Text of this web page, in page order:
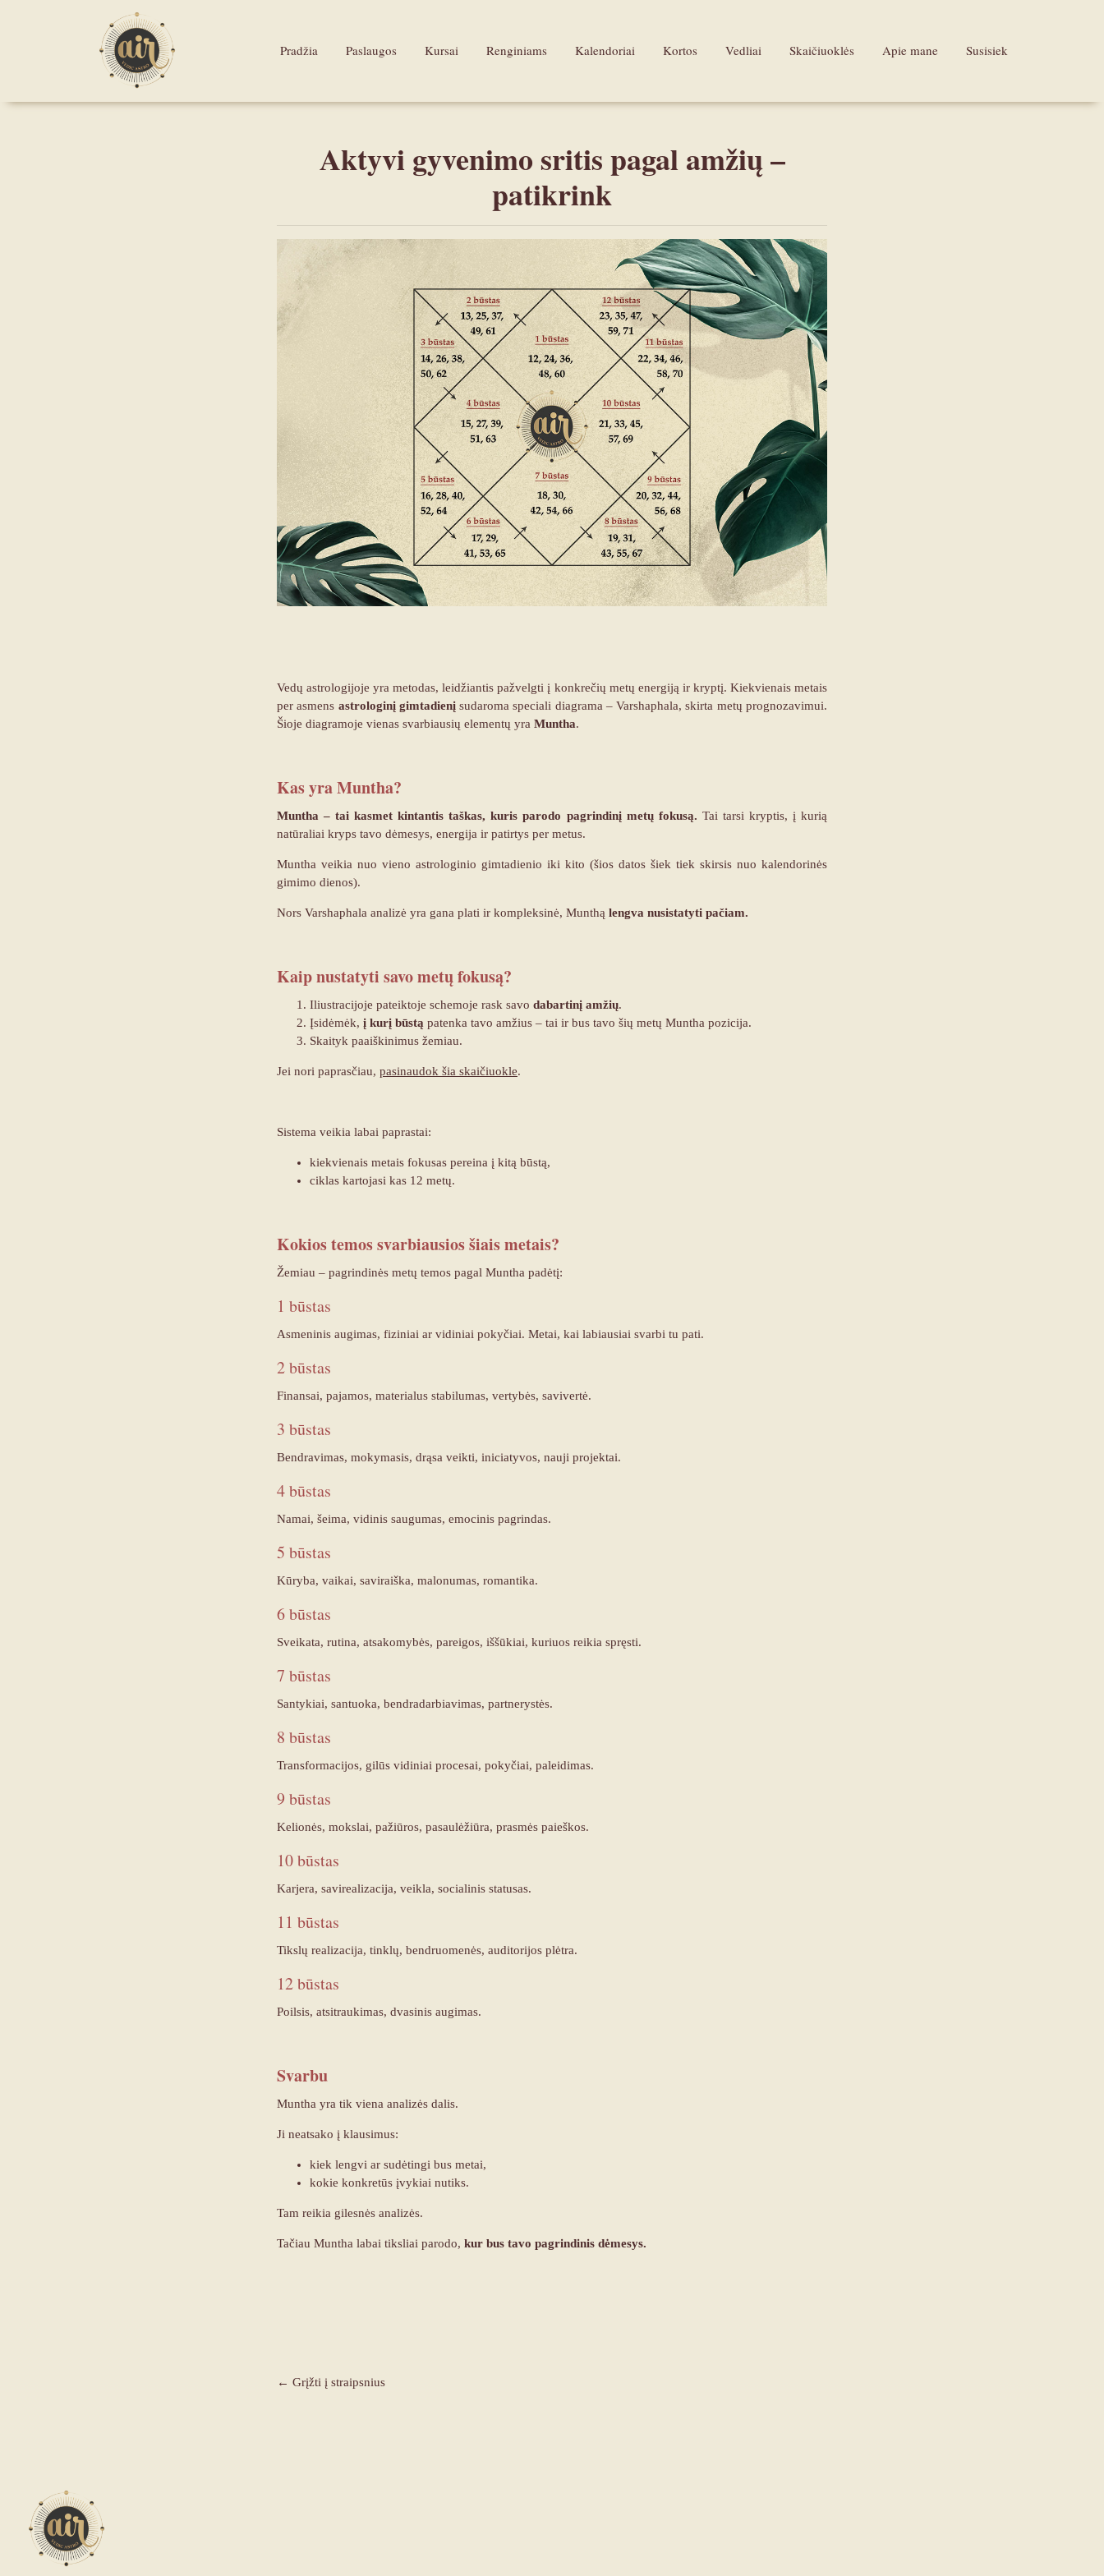
Pradžia Paslaugos Kursai Renginiams Kalendoriai Kortos Vedliai Skaičiuoklės Apie mane Susisiek
Aktyvi gyvenimo sritis pagal amžių –
patikrink
Vedų astrologijoje yra metodas, leidžiantis pažvelgti į konkrečių metų energiją ir kryptį. Kiekvienais metais
per asmens astrologinį gimtadienįsudaroma speciali diagrama – Varshaphala, skirta metų prognozavimui.
Šioje diagramoje vienas svarbiausių elementų yra Muntha.
Kas yra Muntha?
Muntha – taikasmet kintantis taškas, kuris parodo pagrindinį metų fokusą. Tai tarsi kryptis, į kurią
natūraliai kryps tavo dėmesys, energija ir patirtys per metus.
Muntha veikia nuo vieno astrologinio gimtadienio iki kito (šios datos šiek tiek skirsis nuo kalendorinės
gimimo dienos).
Nors Varshaphala analizė yra gana plati ir kompleksinė, Munthą lengva nusistatyti pačiam.
Kaip nustatyti savo metų fokusą?
Iliustracijoje pateiktoje schemoje rask savo dabartinį amžių.
Įsidėmėk, į kurį būstą patenka tavo amžius – tai ir bus tavo šių metų Muntha pozicija.
Skaityk paaiškinimus žemiau.
Jei nori paprasčiau, pasinaudok šia skaičiuokle.
Sistema veikia labai paprastai:
kiekvienais metais fokusas pereina į kitą būstą,
ciklas kartojasi kas 12 metų.
Kokios temos svarbiausios šiais metais?
Žemiau – pagrindinės metų temos pagal Muntha padėtį:
1 būstas
Asmeninis augimas, fiziniai ar vidiniai pokyčiai. Metai, kai labiausiai svarbi tu pati.
2 būstas
Finansai, pajamos, materialus stabilumas, vertybės, savivertė.
3 būstas
Bendravimas, mokymasis, drąsa veikti, iniciatyvos, nauji projektai.
4 būstas
Namai, šeima, vidinis saugumas, emocinis pagrindas.
5 būstas
Kūryba, vaikai, saviraiška, malonumas, romantika.
6 būstas
Sveikata, rutina, atsakomybės, pareigos, iššūkiai, kuriuos reikia spręsti.
7 būstas
Santykiai, santuoka, bendradarbiavimas, partnerystės.
8 būstas
Transformacijos, gilūs vidiniai procesai, pokyčiai, paleidimas.
9 būstas
Kelionės, mokslai, pažiūros, pasaulėžiūra, prasmės paieškos.
10 būstas
Karjera, savirealizacija, veikla, socialinis statusas.
11 būstas
Tikslų realizacija, tinklų, bendruomenės, auditorijos plėtra.
12 būstas
Poilsis, atsitraukimas, dvasinis augimas.
Svarbu
Muntha yra tik viena analizės dalis.
Ji neatsako į klausimus:
kiek lengvi ar sudėtingi bus metai,
kokie konkretūs įvykiai nutiks.
Tam reikia gilesnės analizės.
Tačiau Muntha labai tiksliai parodo, kur bus tavo pagrindinis dėmesys.
← Grįžti į straipsnius